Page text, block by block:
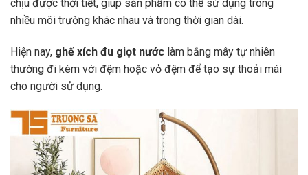
chịu được thời tiết, giúp sản phẩm có thể sử dụng trong
nhiều môi trường khác nhau và trong thời gian dài.
Hiện nay, ghế xích đu giọt nước làm bằng mây tự nhiên
thường đi kèm với đệm hoặc vỏ đệm để tạo sự thoải mái
cho người sử dụng.